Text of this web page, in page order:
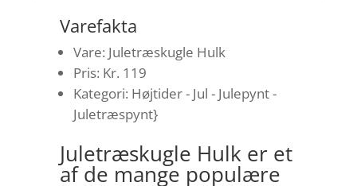
Varefakta
Vare: Juletræskugle Hulk
Pris: Kr. 119
Kategori: Højtider - Jul - Julepynt -
Juletræspynt}
Juletræskugle Hulk er et
af de mange populære